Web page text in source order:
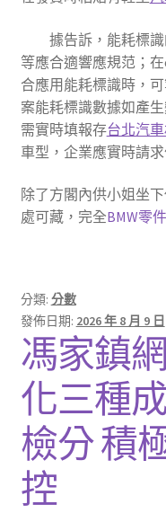
據告訴，能耗標
等應合適響應規范；
合應用能耗標識時，
案能耗標識數據如產
需實時填報存台北汽
車型，企業應實時請
除了方閣內供小姐坐
處可藏，完全BMW零件
分類: 分數
發佈日期: 2026 年 8 月 9 日
馮家鎮
化三種
檢分 積
控